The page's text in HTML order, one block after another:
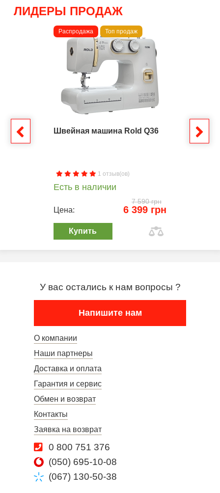
ЛИДЕРЫ ПРОДАЖ
Распродажа Топ продаж
Швейная машина Rold Q36
1 отзыв(ов)
Есть в наличии
7 590 грн
Цена: 6 399 грн
Купить
У вас остались к нам вопросы ?
Напишите нам
О компании
Наши партнеры
Доставка и оплата
Гарантия и сервис
Обмен и возврат
Контакты
Заявка на возврат
0 800 751 376
(050) 695-10-08
(067) 130-50-38